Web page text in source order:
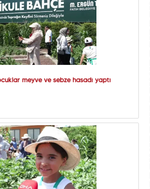
meyve ve sebze hasadı yaptı